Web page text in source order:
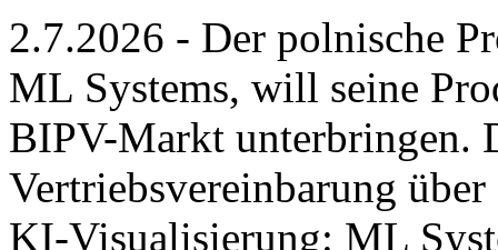
2.7.2026 - Der polnische
ML Systems, will seine
BIPV-Markt unterbringen.
Vertriebsvereinbarung
KI-Visualisierung: ML